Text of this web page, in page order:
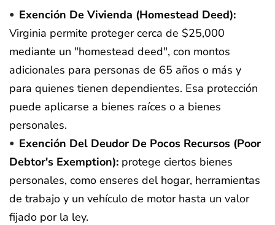
Exención De Vivienda (homestead Deed):
Virginia permite proteger cerca de $25,000
mediante un "homestead deed", con montos
adicionales para personas de 65 años o más y
para quienes tienen dependientes. Esa protección
puede aplicarse a bienes raíces o a bienes
personales.
Exención Del Deudor De Pocos Recursos (poor
Debtor's Exemption): protege ciertos bienes
personales, como enseres del hogar, herramientas
de trabajo y un vehículo de motor hasta un valor
fijado por la ley.